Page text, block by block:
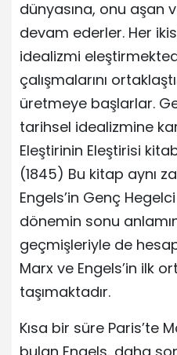
dünyasına, onu aşan
devam ederler. Her
idealizmi
çalışmalarını
üretmeye başlarlar.
tarihsel idealizmine
Eleştirinin Eleştirisi
(1845) Bu kitap aynı
Engels’in Genç
dönemin sonu
geçmişleriyle de
Marx ve Engels’in ilk
taşımaktadır.
Kısa bir süre Paris’te